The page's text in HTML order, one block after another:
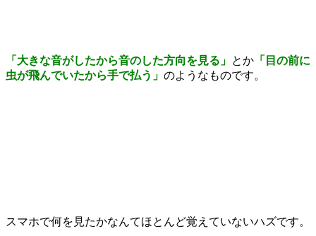
「大きな音がしたから音のした方向を見る」 とか 「 目の前に
虫が飛んでいたから手で払う」 のようなものです。
スマホで何を見たかなんてほとんど覚えていないハズです。